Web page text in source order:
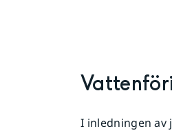
I inledningen av